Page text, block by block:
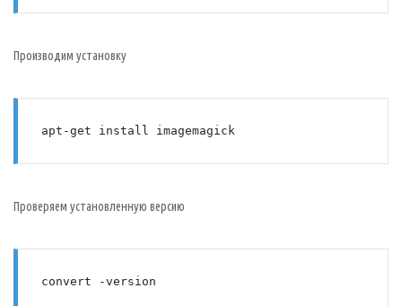
Производим установку
apt-get install imagemagick
Проверяем установленную версию
convert -version